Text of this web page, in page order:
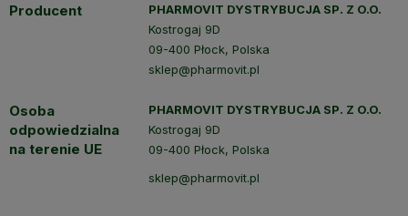
Producent
PHARMOVIT DYSTRYBUCJA SP. Z O.O.
Kostrogaj 9D
09-400 Płock, Polska
sklep@pharmovit.pl
Osoba
odpowiedzialna
na terenie UE
PHARMOVIT DYSTRYBUCJA SP. Z O.O.
Kostrogaj 9D
09-400 Płock, Polska
sklep@pharmovit.pl